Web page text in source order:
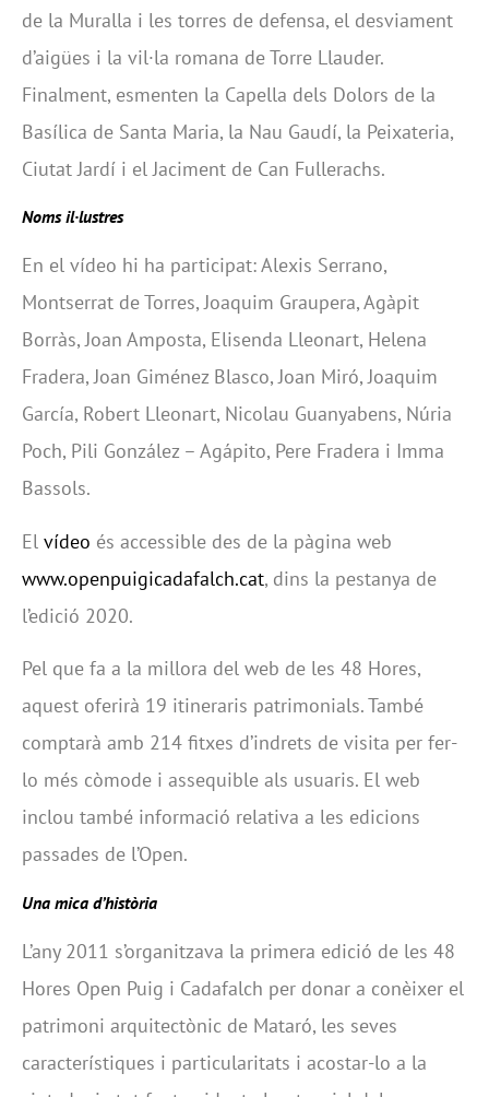
de la Muralla i les torres de defensa, el desviament
d’aigües i la vil·la romana de Torre Llauder.
Finalment, esmenten la Capella dels Dolors de la
Basílica de Santa Maria, la Nau Gaudí, la Peixateria,
Ciutat Jardí i el Jaciment de Can Fullerachs.
Noms il·lustres
En el vídeo hi ha participat: Alexis Serrano,
Montserrat de Torres, Joaquim Graupera, Agàpit
Borràs, Joan Amposta, Elisenda Lleonart, Helena
Fradera, Joan Giménez Blasco, Joan Miró, Joaquim
García, Robert Lleonart, Nicolau Guanyabens, Núria
Poch, Pili González – Agápito, Pere Fradera i Imma
Bassols.
El vídeo és accessible des de la pàgina web
www.openpuigicadafalch.cat, dins la pestanya de
l’edició 2020.
Pel que fa a la millora del web de les 48 Hores,
aquest oferirà 19 itineraris patrimonials. També
comptarà amb 214 fitxes d’indrets de visita per fer-
lo més còmode i assequible als usuaris. El web
inclou també informació relativa a les edicions
passades de l’Open.
Una mica d’història
L’any 2011 s’organitzava la primera edició de les 48
Hores Open Puig i Cadafalch per donar a conèixer el
patrimoni arquitectònic de Mataró, les seves
característiques i particularitats i acostar-lo a la